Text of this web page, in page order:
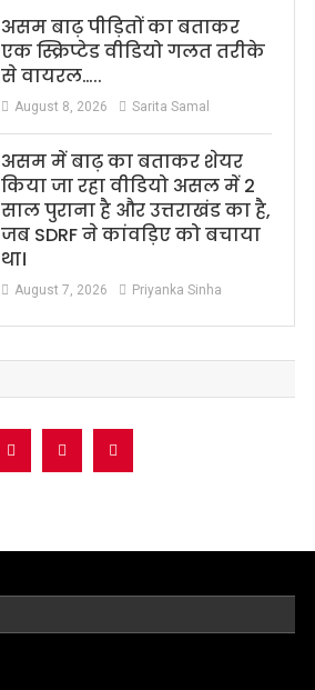
असम बाढ़ पीड़ितों का बताकर
एक स्क्रिप्टेड वीडियो गलत तरीके
से वायरल…..
August 8, 2026 Sarita Samal
असम में बाढ़ का बताकर शेयर
किया जा रहा वीडियो असल में 2
साल पुराना है और उत्तराखंड का है,
जब SDRF ने कांवड़िए को बचाया
था।
August 7, 2026 Priyanka Sinha